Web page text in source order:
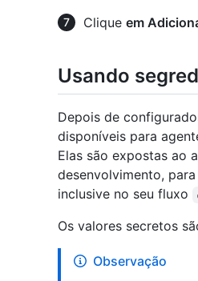
Clique em
Usando
Depois de
disponíveis para
Elas são expostas ao
desenvolvimento,
inclusive no seu fluxo
Os valores secretos
Observação